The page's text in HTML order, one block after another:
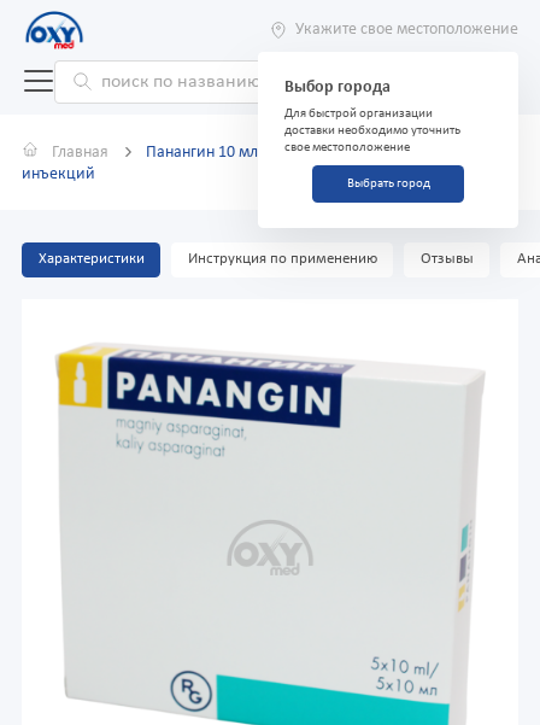
Укажите свое местоположение
Выбор города
Для быстрой организации
доставки необходимо уточнить
свое местоположение
Выбрать город
Главная
Панангин 10 мл №5 концентрат для раствора для
инъекций
Характеристики Инструкция по применению Отзывы